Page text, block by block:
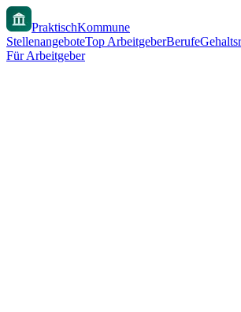
PraktischKommune
StellenangeboteTop ArbeitgeberBerufe
Für Arbeitgeber